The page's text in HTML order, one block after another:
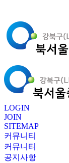
LOGIN
JOIN
SITEMAP
커뮤니티
커뮤니티
공지사항